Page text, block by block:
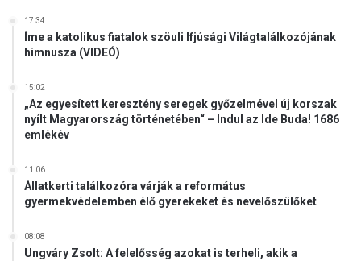
17:34
Íme a katolikus fiatalok szöuli Ifjúsági Világtalálkozójának
himnusza (VIDEÓ)
15:02
„Az egyesített keresztény seregek győzelmével új korszak
nyílt Magyarország történetében“ – Indul az Ide Buda! 1686
emlékév
11:06
Állatkerti találkozóra várják a református
gyermekvédelemben élő gyerekeket és nevelőszülőket
08:08
Ungváry Zsolt: A felelősség azokat is terheli, akik a